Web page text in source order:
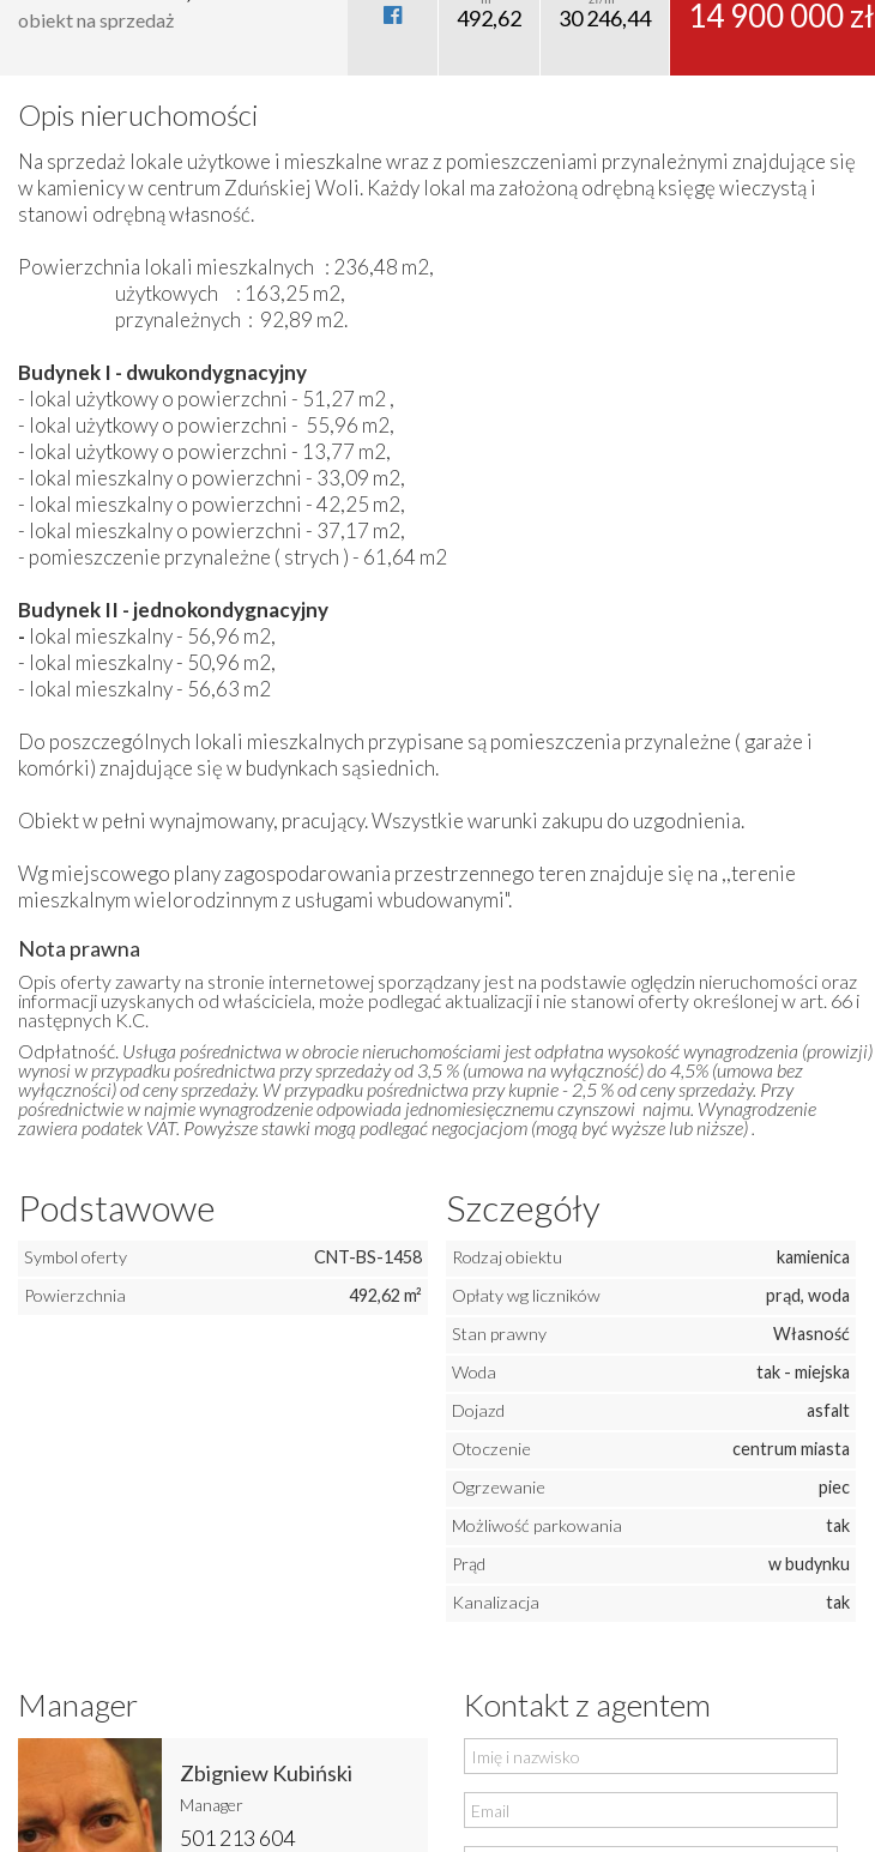
obiekt na sprzedaż 492,62 30 246,44 14 900 000 zł
Opis nieruchomości
Na sprzedaż lokale użytkowe i mieszkalne wraz z pomieszczeniami przynależnymi znajdujące się
w kamienicy w centrum Zduńskiej Woli. Każdy lokal ma założoną odrębną księgę wieczystą i
stanowi odrębną własność.
Powierzchnia lokali mieszkalnych : 236,48 m2,
użytkowych : 163,25 m2,
przynależnych : 92,89 m2.
Budynek I - dwukondygnacyjny
- lokal użytkowy o powierzchni - 51,27 m2 ,
- lokal użytkowy o powierzchni - 55,96 m2,
- lokal użytkowy o powierzchni - 13,77 m2,
- lokal mieszkalny o powierzchni - 33,09 m2,
- lokal mieszkalny o powierzchni - 42,25 m2,
- lokal mieszkalny o powierzchni - 37,17 m2,
- pomieszczenie przynależne ( strych ) - 61,64 m2
Budynek II - jednokondygnacyjny
- lokal mieszkalny - 56,96 m2,
- lokal mieszkalny - 50,96 m2,
- lokal mieszkalny - 56,63 m2
Do poszczególnych lokali mieszkalnych przypisane są pomieszczenia przynależne ( garaże i
komórki) znajdujące się w budynkach sąsiednich.
Obiekt w pełni wynajmowany, pracujący. Wszystkie warunki zakupu do uzgodnienia.
Wg miejscowego plany zagospodarowania przestrzennego teren znajduje się na ,,terenie
mieszkalnym wielorodzinnym z usługami wbudowanymi".
Nota prawna
Opis oferty zawarty na stronie internetowej sporządzany jest na podstawie oględzin nieruchomości oraz
informacji uzyskanych od właściciela, może podlegać aktualizacji i nie stanowi oferty określonej w art. 66 i
następnych K.C.
Odpłatność. Usługa pośrednictwa w obrocie nieruchomościami jest odpłatna wysokość wynagrodzenia (prowizji)
wynosi w przypadku pośrednictwa przy sprzedaży od 3,5 % (umowa na wyłączność) do 4,5% (umowa bez
wyłączności) od ceny sprzedaży. W przypadku pośrednictwa przy kupnie - 2,5 % od ceny sprzedaży. Przy
pośrednictwie w najmie wynagrodzenie odpowiada jednomiesięcznemu czynszowi najmu. Wynagrodzenie
zawiera podatek VAT. Powyższe stawki mogą podlegać negocjacjom (mogą być wyższe lub niższe) .
Podstawowe
Symbol oferty
CNT-BS-1458
Powierzchnia
492,62 m²
Szczegóły
Rodzaj obiektu
kamienica
Opłaty wg liczników
prąd, woda
Stan prawny
Własność
Woda
tak - miejska
Dojazd
asfalt
Otoczenie
centrum miasta
Ogrzewanie
piec
Możliwość parkowania
tak
Prąd
w budynku
Kanalizacja
tak
Manager
Zbigniew Kubiński
Manager
501 213 604
Kontakt z agentem